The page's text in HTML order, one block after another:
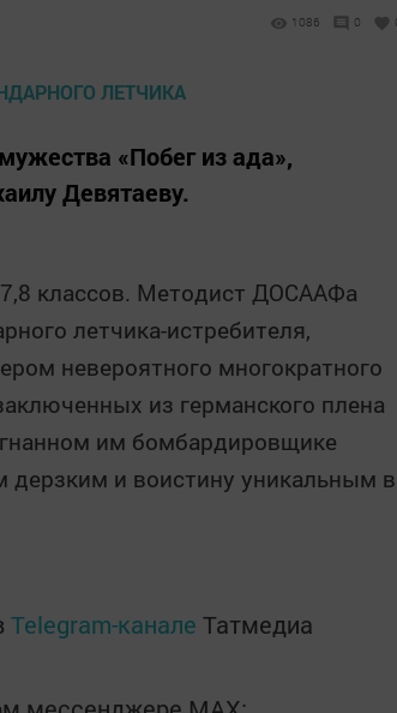
1086 0
«Побег из ада»,
Девятаеву.
классов. Методист ДОСААФа
летчика-истребителя,
невероятного многократного
из германского плена
им бомбардировщике
и воистину уникальным в
Telegram-канале Татмедиа